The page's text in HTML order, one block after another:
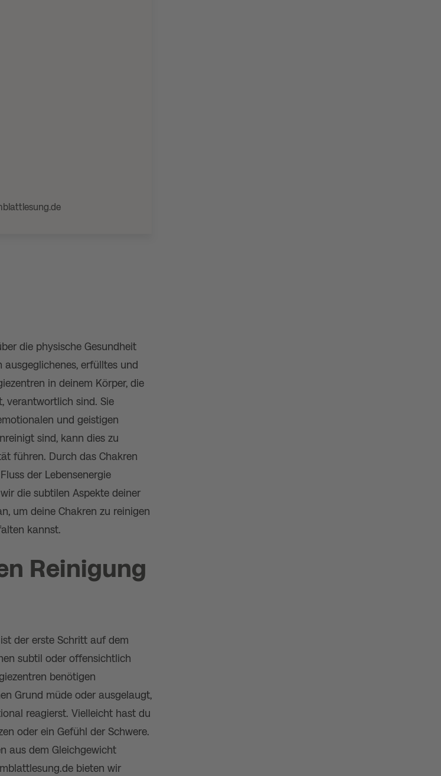
die physische Gesundheit
ausgeglichenes, erfülltes und
in deinem Körper, die
verantwortlich sind. Sie
und geistigen
sind, kann dies zu
führen. Durch das Chakren
der Lebensenergie
die subtilen Aspekte deiner
um deine Chakren zu reinigen
kannst.
Reinigung
der erste Schritt auf dem
subtil oder offensichtlich
benötigen
Grund müde oder ausgelaugt,
reagierst. Vielleicht hast du
oder ein Gefühl der Schwere.
aus dem Gleichgewicht
bieten wir